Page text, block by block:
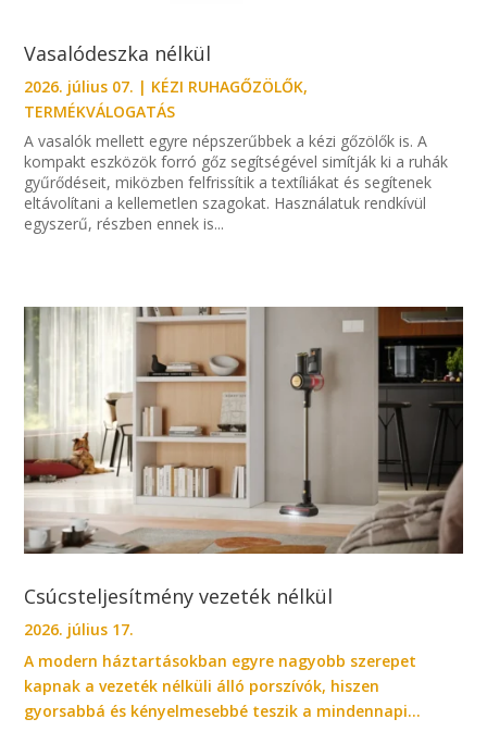
Vasalódeszka nélkül
2026. július 07. | KÉZI RUHAGŐZÖLŐK,
TERMÉKVÁLOGATÁS
A vasalók mellett egyre népszerűbbek a kézi gőzölők is. A
kompakt eszközök forró gőz segítségével simítják ki a ruhák
gyűrődéseit, miközben felfrissítik a textíliákat és segítenek
eltávolítani a kellemetlen szagokat. Használatuk rendkívül
egyszerű, részben ennek is...
Csúcsteljesítmény vezeték nélkül
2026. július 17.
A modern háztartásokban egyre nagyobb szerepet
kapnak a vezeték nélküli álló porszívók, hiszen
gyorsabbá és kényelmesebbé teszik a mindennapi...